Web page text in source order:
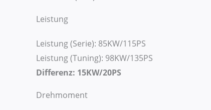
Leistung
Leistung (Serie): 85KW/115PS
Leistung (Tuning): 98KW/135PS
Differenz: 15KW/20PS
Drehmoment